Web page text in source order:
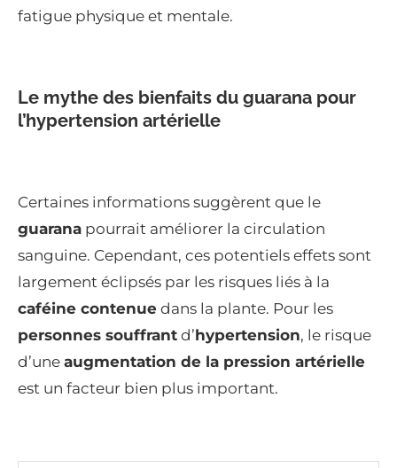
fatigue physique et mentale.
Le mythe des bienfaits du guarana pour
l’hypertension artérielle
Certaines informations suggèrent que le
guarana pourrait améliorer la circulation
sanguine. Cependant, ces potentiels effets sont
largement éclipsés par les risques liés à la
caféine contenue dans la plante. Pour les
personnes souffrant d’hypertension, le risque
d’une augmentation de la pression artérielle
est un facteur bien plus important.